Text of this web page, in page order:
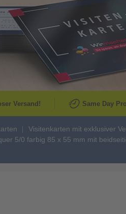
Versand! Same Day
Visitenkarten mit exklusiver
5/0 farbig 85 x 55 mm mit